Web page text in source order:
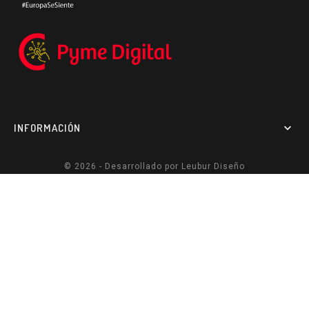
INFORMACIÓN 
© 2026 - Desarrollado por Leubur Diseño